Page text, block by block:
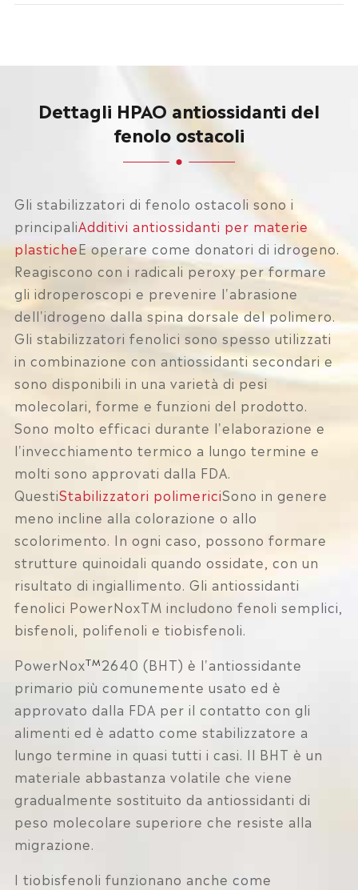
Dettagli HPAO antiossidanti del
fenolo ostacoli
Gli stabilizzatori di fenolo ostacoli sono i
principaliAdditivi antiossidanti per materie
plasticheE operare come donatori di idrogeno.
Reagiscono con i radicali peroxy per formare
gli idroperoscopi e prevenire l'abrasione
dell'idrogeno dalla spina dorsale del polimero.
Gli stabilizzatori fenolici sono spesso utilizzati
in combinazione con antiossidanti secondari e
sono disponibili in una varietà di pesi
molecolari, forme e funzioni del prodotto.
Sono molto efficaci durante l'elaborazione e
l'invecchiamento termico a lungo termine e
molti sono approvati dalla FDA.
QuestiStabilizzatori polimericiSono in genere
meno incline alla colorazione o allo
scolorimento. In ogni caso, possono formare
strutture quinoidali quando ossidate, con un
risultato di ingiallimento. Gli antiossidanti
fenolici PowerNoxTM includono fenoli semplici,
bisfenoli, polifenoli e tiobisfenoli.
PowerNoxTM2640 (BHT) è l'antiossidante
primario più comunemente usato ed è
approvato dalla FDA per il contatto con gli
alimenti ed è adatto come stabilizzatore a
lungo termine in quasi tutti i casi. Il BHT è un
materiale abbastanza volatile che viene
gradualmente sostituito da antiossidanti di
peso molecolare superiore che resiste alla
migrazione.
I tiobisfenoli funzionano anche come